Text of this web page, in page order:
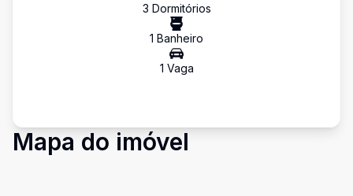
3 Dormitórios
1 Banheiro
1 Vaga
Mapa do imóvel